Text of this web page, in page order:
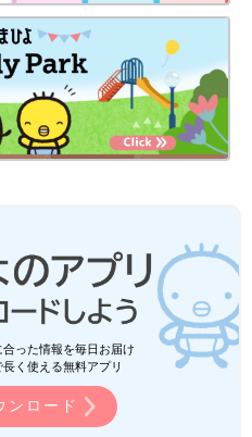
った情報を毎日お届け
く使える無料アプリ
ンロード